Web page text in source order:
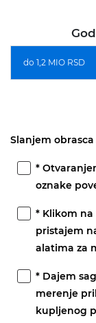
do 1,2 MIO RSD
Slanjem
*
oznake
* Klikom na
pristajem
alatima za
* Dajem
merenje
kupljenog